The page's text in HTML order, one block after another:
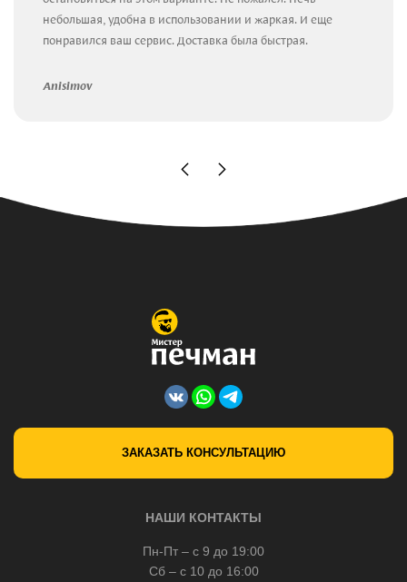
небольшая, удобна в использовании и жаркая. И еще
понравился ваш сервис. Доставка была быстрая.
Anisimov
ЗАКАЗАТЬ КОНСУЛЬТАЦИЮ
НАШИ КОНТАКТЫ
Пн-Пт – с 9 до 19:00
Сб – с 10 до 16:00